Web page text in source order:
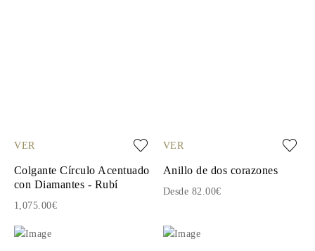
VER
Colgante Círculo Acentuado
con Diamantes - Rubí
1,075.00€
VER
Anillo de dos corazones
Desde 82.00€